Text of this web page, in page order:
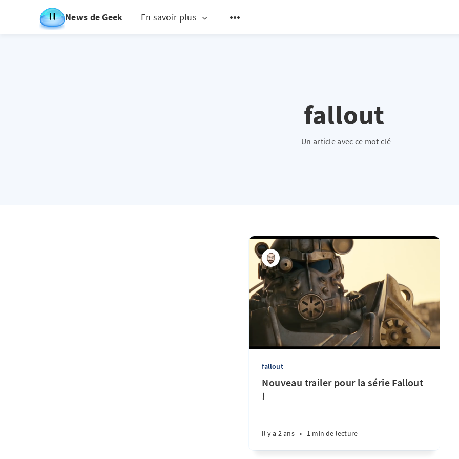
News de Geek En savoir plus
fallout
Un article avec ce mot clé
fallout
Nouveau trailer pour la série Fallout
!
il y a 2 ans • 1 min de lecture